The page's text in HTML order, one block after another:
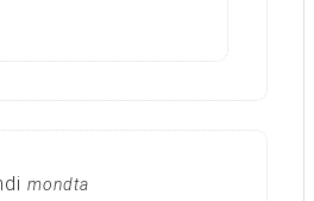
mondta